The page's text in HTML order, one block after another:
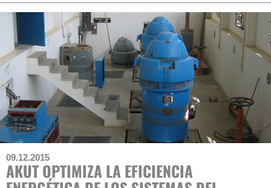
se encargará del diseño y la planificación de una instalación
filtradora para el tratamiento del agua del río. Participarán en la
planificación el Dr.-Ing.Pecher, socios de la
Ingenieurgesellschaft GmbH y el Kompetenzzentrum Wasser
Berlin GmbH.
En la prueba de la idoneidad de filtro, varios filtros deben
comprobarse y ajustarse a las especificaciones. La instalación
de filtrado debería construirse a mediados del año 2016 y
terminar en el 2018 con la comprobación y optimización.
09.12.2015
AKUT OPTIMIZA LA EFICIENCIA